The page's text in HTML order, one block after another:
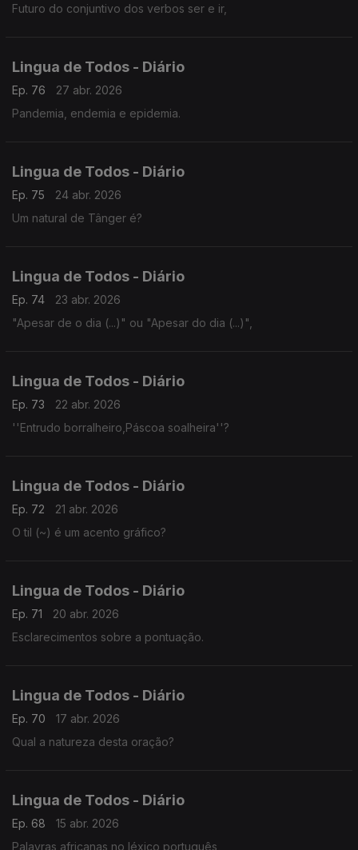
Futuro do conjuntivo dos verbos ser e ir,
Lingua de Todos - Diário
Ep. 76
27 abr. 2026
Pandemia, endemia e epidemia.
Lingua de Todos - Diário
Ep. 75
24 abr. 2026
Um natural de Tânger é?
Lingua de Todos - Diário
Ep. 74
23 abr. 2026
"Apesar de o dia (...)" ou "Apesar do dia (...)",
Lingua de Todos - Diário
Ep. 73
22 abr. 2026
''Entrudo borralheiro,Páscoa soalheira''?
Lingua de Todos - Diário
Ep. 72
21 abr. 2026
O til (~) é um acento gráfico?
Lingua de Todos - Diário
Ep. 71
20 abr. 2026
Esclarecimentos sobre a pontuação.
Lingua de Todos - Diário
Ep. 70
17 abr. 2026
Qual a natureza desta oração?
Lingua de Todos - Diário
Ep. 68
15 abr. 2026
Palavras africanas no léxico português,